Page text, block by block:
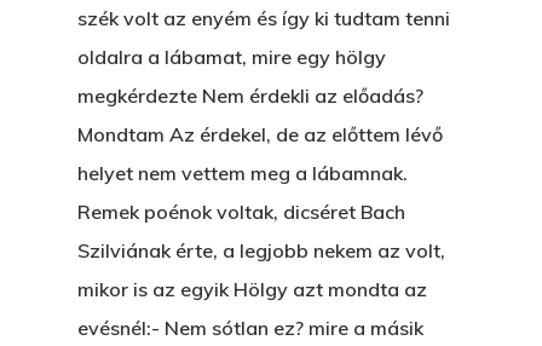
szék volt az enyém és így ki tudtam tenni
oldalra a lábamat, mire egy hölgy
megkérdezte Nem érdekli az előadás?
Mondtam Az érdekel, de az előttem lévő
helyet nem vettem meg a lábamnak.
Remek poénok voltak, dicséret Bach
Szilviának érte, a legjobb nekem az volt,
mikor is az egyik Hölgy azt mondta az
evésnél:- Nem sótlan ez? mire a másik
VOLT EGYSZER EGY
ÁRULÓ!
AZ IGAZI AJÁNDÉK
Párizs És Újra MI
Egy Hitelt, Ödön?
ELMENT A VILLAMOS